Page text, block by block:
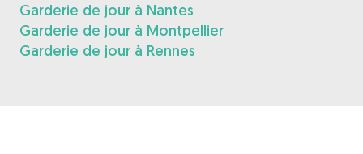
Garderie de jour à Nantes
Garderie de jour à Montpellier
Garderie de jour à Rennes